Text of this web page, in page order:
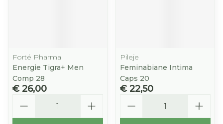
Forté Pharma
Energie Tigra+ Men
Comp 28
€ 26,00
Pileje
Feminabiane Intima
Caps 20
€ 22,50